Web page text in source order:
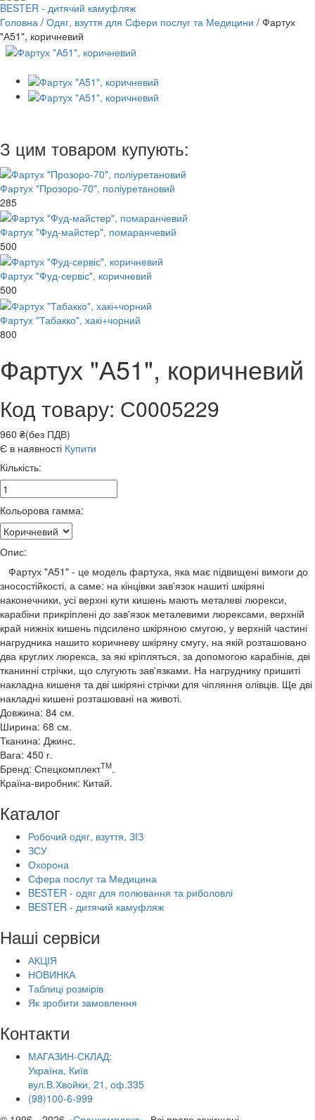
BESTER - дитячий камуфляж
Головна / Одяг, взуття для Сфери послуг та Медицини / Фартух
"А51", коричневий
З цим товаром купують:
Фартух "Прозоро-70", поліуретановий
285
Фартух "Фуд-майстер", помаранчевий
500
Фартух "Фуд-сервіс", коричневий
500
Фартух "Табакко", хакі+чорний
800
Фартух "А51", коричневий
Код товару: С0005229
960 ₴(без ПДВ)
Є в наявності Купити
Кількість:
Кольорова гамма:
Опис:
Фартух "А51" - це модель фартуха, яка має підвищені вимоги до
зносостійкості, а саме: на кінцівки зав'язок нашиті шкіряні
наконечники, усі верхні кути кишень мають металеві люрекси,
карабіни прикріплені до зав'язок металевими люрексами, верхній
край нижніх кишень підсилено шкіряною смугою, у верхній частині
нагрудника нашито коричневу шкіряну смугу, на якій розташовано
два круглих люрекса, за які кріпляться, за допомогою карабінів, дві
тканинні стрічки, що слугують зав'язками. На нагруднику пришиті
накладна кишеня та дві шкіряні стрічки для чіпляння олівців. Ще дві
накладні кишені розташовані на животі.
Довжина: 84 см.
Ширина: 68 см.
Тканина: Джинс.
Вага: 450 г.
Бренд: СпецкомплектТМ.
Країна-виробник: Китай.
Каталог
Робочий одяг, взуття, ЗІЗ
ЗСУ
Охорона
Сфера послуг та Медицина
BESTER - одяг для полювання та риболовлі
BESTER - дитячий камуфляж
Наші сервіси
АКЦІЯ
НОВИНКА
Таблиці розмірів
Як зробити замовлення
Контакти
МАГАЗИН-СКЛАД:
Україна, Київ
вул.В.Хвойки, 21, оф.335
(98)100-6-999